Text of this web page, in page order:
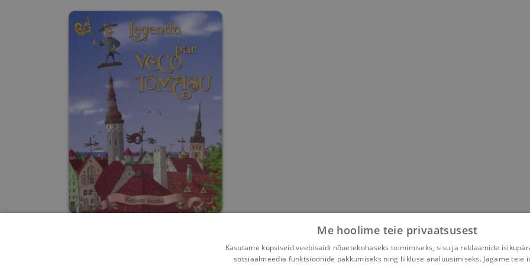
Me hoolime teie privaatsusest
Kasutame küpsiseid veebisaidi nõuetekohaseks toimimiseks, sisu ja reklaamide
sotsiaalmeedia funktsioonide pakkumiseks ning liikluse analüüsimiseks. Jagame teie